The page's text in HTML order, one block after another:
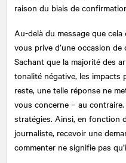
raison du biais de
Au-delà du message que
vous prive d’une occasion
Sachant que la majorité des
tonalité négative, les impacts
reste, une telle réponse ne
vous concerne – au
stratégies. Ainsi, en fonction
journaliste, recevoir une
commenter ne signifie pas